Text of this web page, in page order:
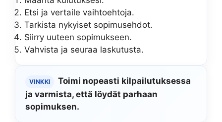
Etsi ja vertaile vaihtoehtoja.
Tarkista nykyiset sopimusehdot.
Siirry uuteen sopimukseen.
Vahvista ja seuraa laskutusta.
VINKKI
Toimi nopeasti kilpailutuksessa
ja varmista, että löydät parhaan
sopimuksen.